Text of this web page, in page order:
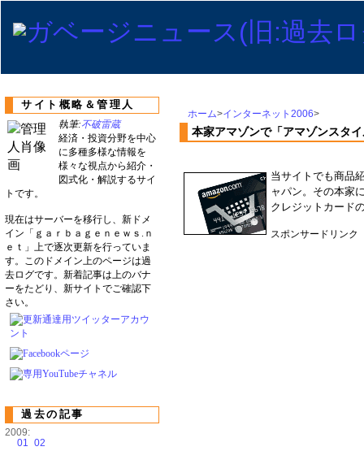
ホーム>インターネット2006>
本家アマゾンで「アマゾンスタ
当サイトでも商品
ャパン。その本家
クレジットカード
スポンサードリンク
サイト概略＆管理人
執筆:不破雷蔵
経済・投資分野を中心
に多種多様な情報を
様々な視点から紹介・
図式化・解説するサイ
トです。
現在はサーバーを移行し、新ドメ
イン「ｇａｒｂａｇｅｎｅｗｓ.ｎ
ｅｔ」上で逐次更新を行っていま
す。このドメイン上のページは過
去ログです。新着記事は上のバナ
ーをたどり、新サイトでご確認下
さい。
過去の記事
2009:
01 02